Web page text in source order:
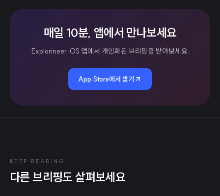
매일 10분, 앱에서 만나보세요
Explorineer iOS 앱에서 개인화된 브리핑을 받아보세요.
App Store에서 받기
KEEP READING
다른 브리핑도 살펴보세요